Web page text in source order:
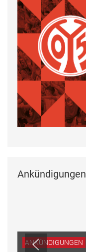
Ankündigungen